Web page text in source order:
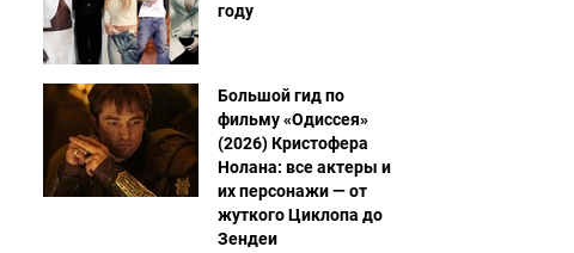
году
Большой гид по
фильму «Одиссея»
(2026) Кристофера
Нолана: все актеры и
их персонажи — от
жуткого Циклопа до
Зендеи